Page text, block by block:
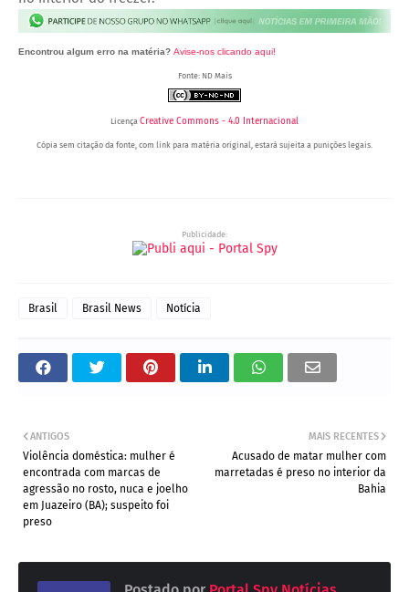
Encontrou algum erro na matéria? Avise-nos clicando aqui!
Fonte: ND Mais
Licença Creative Commons - 4.0 Internacional
Cópia sem citação da fonte, com link para matéria original, estará sujeita a punições legais.
Publicidade:
Brasil Brasil News Notícia
MAIS RECENTES
Acusado de matar mulher com
marretadas é preso no interior da
Bahia
ANTIGOS
Violência doméstica: mulher é
encontrada com marcas de
agressão no rosto, nuca e joelho
em Juazeiro (BA); suspeito foi
preso